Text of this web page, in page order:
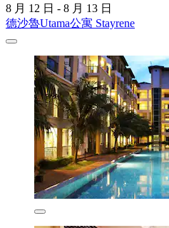
8 月 12 日 - 8 月 13 日
德沙魯Utama公寓 Stayrene